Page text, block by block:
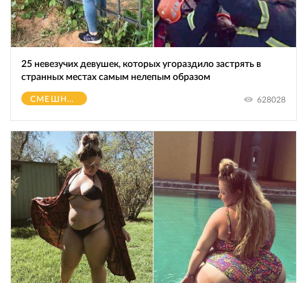
25 невезучих девушек, которых угораздило застрять в
странных местах самым нелепым образом
СМЕШНОЕ 628028